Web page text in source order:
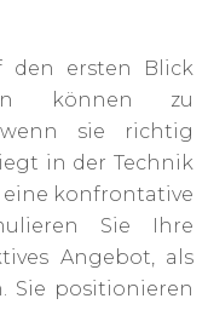
den ersten Blick
können zu
sie richtig
in der Technik
eine konfrontative
Sie Ihre
Angebot, als
Sie positionieren